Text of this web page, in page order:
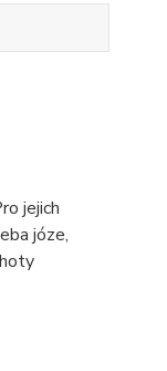
jejich
józe,